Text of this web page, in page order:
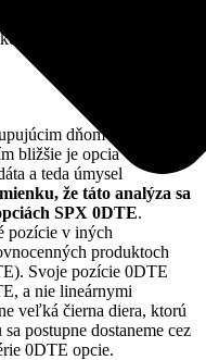
očividné už na prvý
volatilitu a cenu
dňom rozširuje (čo
bližšie je opcia
a teda úmysel
že táto analýza sa
SPX 0DTE.
pozície v iných
produktoch
Svoje pozície 0DTE
a nie lineárnymi
veľká čierna diera, ktorú
postupne dostaneme cez
0DTE opcie.